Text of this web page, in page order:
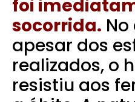
foi
socorrida.
apesar dos
realizados, o
resistiu aos